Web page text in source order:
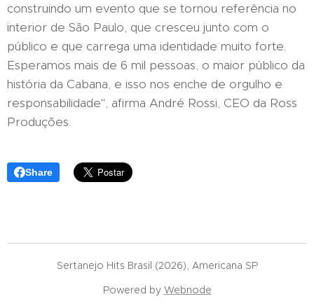
construindo um evento que se tornou referência no
interior de São Paulo, que cresceu junto com o
público e que carrega uma identidade muito forte.
Esperamos mais de 6 mil pessoas, o maior público da
história da Cabana, e isso nos enche de orgulho e
responsabilidade", afirma André Rossi, CEO da Ross
Produções.
Share
Sertanejo Hits Brasil (2026), Americana SP
Powered by Webnode